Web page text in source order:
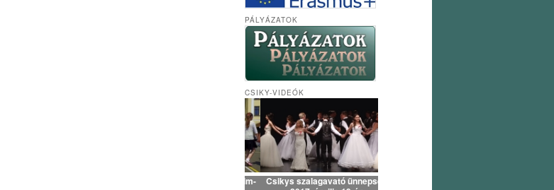
PÁLYÁZATOK
CSIKY-VIDEÓK
Csikys szalagavató ünnepség